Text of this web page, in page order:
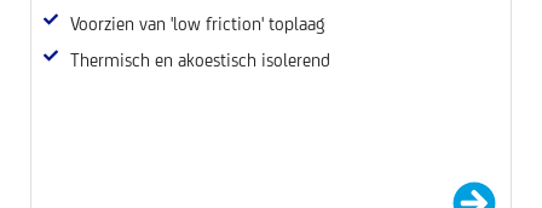
Voorzien van 'low friction' toplaag
Thermisch en akoestisch isolerend